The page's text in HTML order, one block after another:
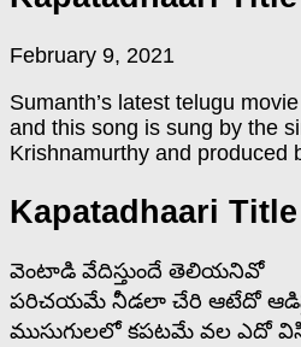
February 9, 2021
Sumanth’s latest telugu
and this song is sung by the
Krishnamurthy and produced
Kapatadhaari
వెంటాడి వేదిస్తుందే తెలియనివో
పరిచయమే నీడలా చేరి ఆటేదో
ముసుగులలో కపటమే వల ఎదో